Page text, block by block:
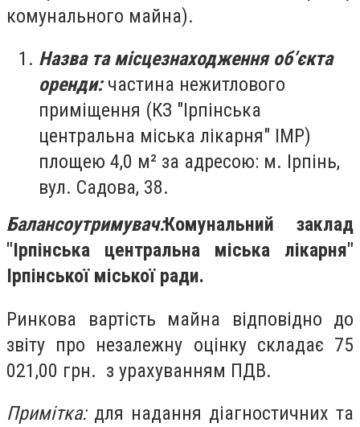
комунального майна).
Назва та місцезнаходження об’єкта
оренди:частина нежитлового
приміщення (КЗ "Ірпінська
центральна міська лікарня" ІМР)
площею 4,0 м² за адресою: м. Ірпінь,
вул. Садова, 38.
Балансоутримувач:Комунальний заклад
"Ірпінська центральна міська лікарня"
Ірпінської міської ради.
Ринкова вартість майна відповідно до
звіту про незалежну оцінку складає 75
021,00 грн. з урахуванням ПДВ.
Примітка:для надання діагностичних та